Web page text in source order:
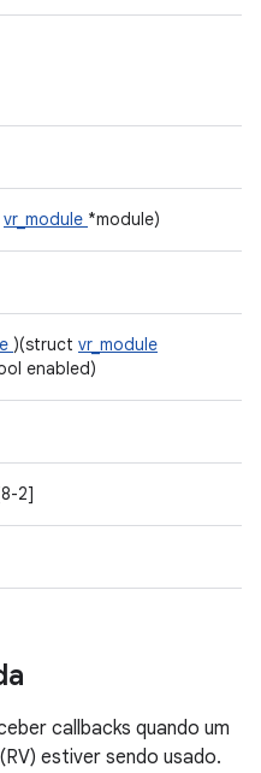
vr_module *module)
)(struct vr_module
enabled)
2]
callbacks quando um
estiver sendo usado.